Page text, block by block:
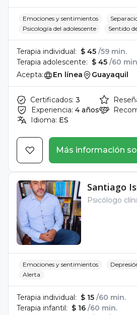
Emociones y sentimientos
Psicología del adolescente
Sentido
Terapia individual: $ 45 /59 min.
Terapia adolescente: $ 45 /60
Acepta:
En línea Guayaquil
Certificados: 3
Experiencia: 4 años
Idioma: ES
Más información
Santiago
Psicólogo
Emociones y sentimientos
Alerta
Terapia individual: $ 15 /60 min.
Terapia infantil: $ 16 /60 min.